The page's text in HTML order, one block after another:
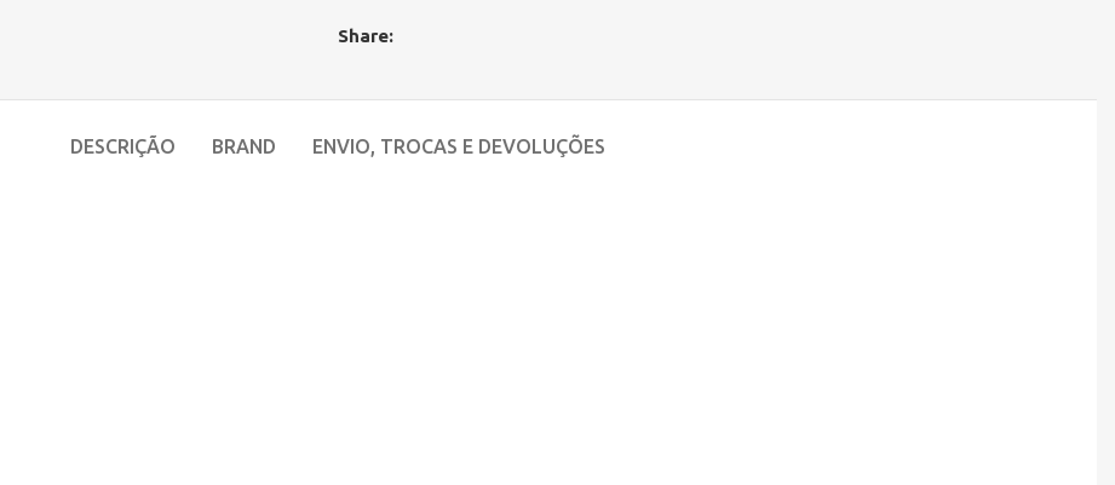
Share:
DESCRIÇÃO BRAND ENVIO, TROCAS E DEVOLUÇÕES